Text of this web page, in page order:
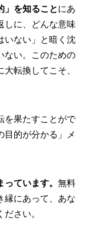
」を知ることにあ
しに、どんな意味
いない」と暗く沈
ない。このための
転換してこそ、
を果たすことがで
目的が分かる」メ
ています。 無料
縁にあって、あな
さい。